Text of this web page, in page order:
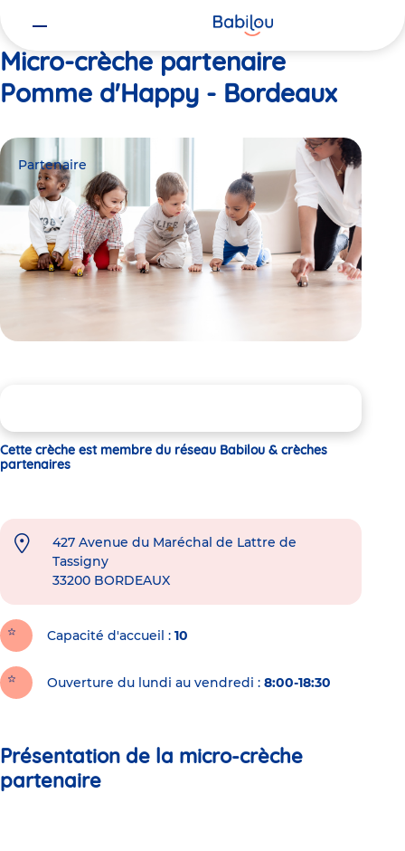
Micro-crèche partenaire
Pomme d'Happy - Bordeaux
Partenaire
Cette crèche est membre du réseau Babilou & crèches
partenaires
427 Avenue du Maréchal de Lattre de
Tassigny
33200 BORDEAUX
Capacité d'accueil 10
Ouverture du lundi au vendredi : 8:00-18:30
Présentation de la micro-crèche
partenaire